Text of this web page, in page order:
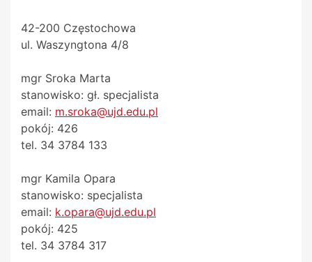
42-200 Częstochowa
ul. Waszyngtona 4/8
mgr Sroka Marta
stanowisko: gł. specjalista
email: m.sroka@ujd.edu.pl
pokój: 426
tel. 34 3784 133
mgr Kamila Opara
stanowisko: specjalista
email: k.opara@ujd.edu.pl
pokój: 425
tel. 34 3784 317